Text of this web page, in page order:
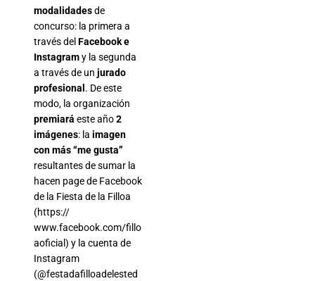
modalidadesde
concurso: la primera a
través delFacebook e
Instagramy la segunda
a través de unjurado
profesional . De este
modo, la organización
premiaráeste año2
imágenes: la imagen
con más “me gusta”
resultantes de sumar la
hacen page de Facebook
de la Fiesta de la Filloa
(https://
www.facebook.com/fillo
aoficial) y la cuenta de
Instagram
(@festadafilloadelested